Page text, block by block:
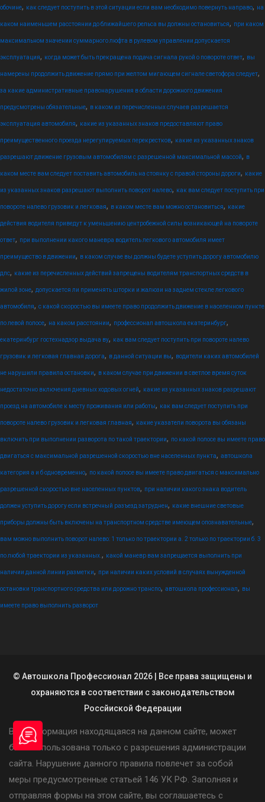
обочине, как следует поступить в этой ситуации если вам необходимо повернуть направо, на
каком наименьшем расстоянии до ближайшего рельса вы должны остановиться, при каком
максимальном значении суммарного люфта в рулевом управлении допускается
эксплуатация, когда может быть прекращена подача сигнала рукой о повороте ответ, вы
намерены продолжить движение прямо при желтом мигающем сигнале светофора следует,
за какие административные правонарушения в области дорожного движения
предусмотрены обязательные, в каком из перечисленных случаев разрешается
эксплуатация автомобиля, какие из указанных знаков предоставляют право
преимущественного проезда нерегулируемых перекрестков, какие из указанных знаков
разрешают движение грузовым автомобилям с разрешенной максимальной массой, в
каком месте вам следует поставить автомобиль на стоянку с правой стороны дороги, какие
из указанных знаков разрешают выполнить поворот налево, как вам следует поступить при
повороте налево грузовик и легковая, в каком месте вам можно остановиться, какие
действия водителя приведут к уменьшению центробежной силы возникающей на повороте
ответ, при выполнении какого маневра водитель легкового автомобиля имеет
преимущество в движении, в каком случае вы должны будете уступить дорогу автомобилю
дпс, какие из перечисленных действий запрещены водителям транспортных средств в
жилой зоне, допускается ли применять шторки и жалюзи на заднем стекле легкового
автомобиля, с какой скоростью вы имеете право продолжить движение в населенном пункте
по левой полосе, на каком расстоянии, профессионал автошкола екатеринбург,
екатеринбург гостехнадзор выдача ву, как вам следует поступить при повороте налево
грузовик и легковая главная дорога, в данной ситуации вы, водители каких автомобилей
не нарушили правила остановки, в каком случае при движении в светлое время суток
недостаточно включения дневных ходовых огней, какие из указанных знаков разрешают
проезд на автомобиле к месту проживания или работы, как вам следует поступить при
повороте налево грузовик и легковая главная, какие указатели поворота вы обязаны
включить при выполнении разворота по такой траектории, по какой полосе вы имеете право
двигаться с максимальной разрешенной скоростью вне населенных пункта, автошкола
категория а и б одновременно, по какой полосе вы имеете право двигаться с максимально
разрешенной скоростью вне населенных пунктов, при наличии какого знака водитель
должен уступить дорогу если встречный разъезд затруднен, какие внешние световые
приборы должны быть включены на транспортном средстве имеющем опознавательные,
вам можно выполнить поворот налево: 1 только по траектории а. 2 только по траектории б. 3
по любой траектории из указанных. , какой маневр вам запрещается выполнить при
наличии данной линии разметки, при наличии каких условий в случаях вынужденной
остановки транспортного средства или дорожно транспо, автошкола профессионал, вы
имеете право выполнить разворот
© Автошкола Профессионал 2026 | Все права защищены и
охраняются в соответствии с законодательством
Россйиской Федерации
Вся информация находящаяся на данном сайте, может
быть использована только с разрешения администрации
сайта. Нарушение данного правила повлечет за собой
меры предусмотренные статьей 146 УК РФ. Заполняя и
отправляя формы на этом сайте, вы соглашаетесь с